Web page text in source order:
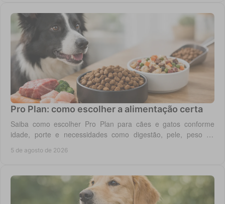
Pro Plan: como escolher a alimentação certa
Saiba como escolher Pro Plan para cães e gatos conforme
idade, porte e necessidades como digestão, pele, peso ou
5 de agosto de 2026